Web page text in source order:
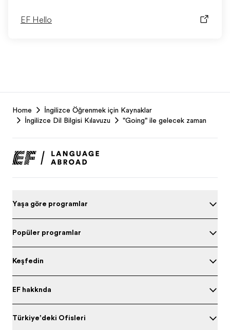
EF Hello
Footer
Home
İngilizce Öğrenmek için Kaynaklar
İngilizce Dil Bilgisi Kılavuzu
"Going" ile gelecek zaman
Yaşa göre programları
Popüler programlar
Keşfedin
EF hakkında
Türkiye’deki Ofisleri